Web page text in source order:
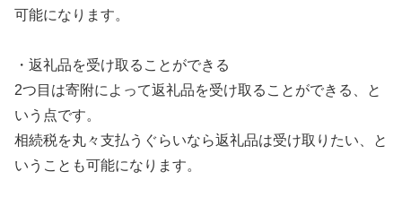
可能になります。
・返礼品を受け取ることができる
2つ目は寄附によって返礼品を受け取ることができる、と
いう点です。
相続税を丸々支払うぐらいなら返礼品は受け取りたい、と
いうことも可能になります。